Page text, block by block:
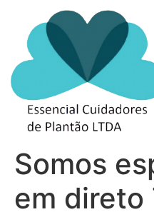
Somos
em direto